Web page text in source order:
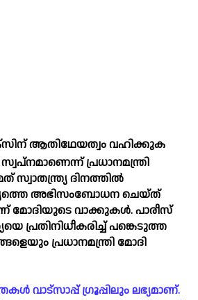
ആതിഥേയത്വം വഹിക്കുക
പ്രധാനമന്ത്രി
സ്വാതന്ത്ര്യ ദിനത്തില്‍
അഭിസംബോധന ചെയ്ത്
മോദിയുടെ വാക്കുകള്‍. പാരീസ്
പ്രതിനിധീകരിച്ച് പങ്കെടുത്ത
പ്രധാനമന്ത്രി മോദി
വാട്സാപ്പ് ഗ്രൂപ്പിലും ലഭ്യമാണ്.